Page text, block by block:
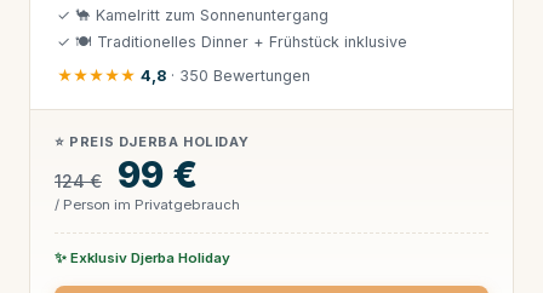
✓ 🐪 Kamelritt zum Sonnenuntergang
✓ 🍽 Traditionelles Dinner + Frühstück inklusive
★★★★★ 4,8 · 350 Bewertungen
⭐ PREIS DJERBA HOLIDAY
124 € 99 €
/ Person im Privatgebrauch
✨ Exklusiv Djerba Holiday